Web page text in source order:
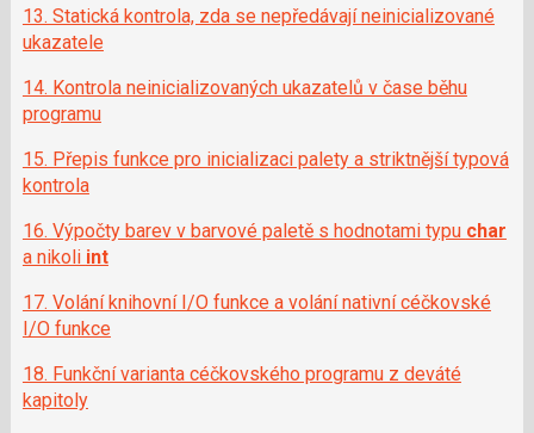
13. Statická kontrola, zda se nepředávají neinicializované
ukazatele
14. Kontrola neinicializovaných ukazatelů v čase běhu
programu
15. Přepis funkce pro inicializaci palety a striktnější typová
kontrola
16. Výpočty barev v barvové paletě s hodnotami typu char
a nikoli int
17. Volání knihovní I/O funkce a volání nativní céčkovské
I/O funkce
18. Funkční varianta céčkovského programu z deváté
kapitoly